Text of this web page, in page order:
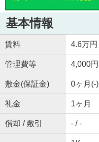
基本情報
賃料 4.6万円
管理費等 4,000円
敷金(保証金) 0ヶ月(-)
礼金 1ヶ月
償却 / 敷引 - / -